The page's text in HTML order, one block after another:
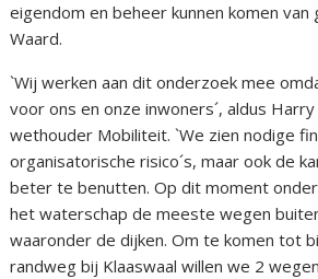
eigendom en beheer kunnen komen
Waard.
`Wij werken aan dit onderzoek mee
voor ons en onze inwoners´, aldus
wethouder Mobiliteit. `We zien nodige
organisatorische risico´s, maar ook de
beter te benutten. Op dit moment
het waterschap de meeste wegen
waaronder de dijken. Om te komen tot
randweg bij Klaaswaal willen we 2